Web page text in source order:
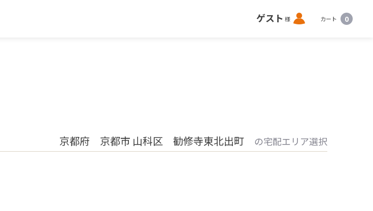
ゲスト 様 ロ
グ
カート 0
京都府 京都市 山科区 勧修寺東北出町 の宅配エリア選択